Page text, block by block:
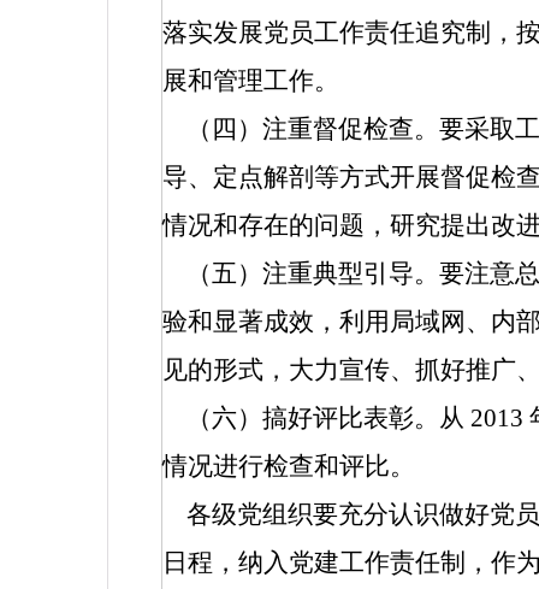
落实发展党员工作责任追究制，
展和管理工作。
（四）注重督促检查。要采取
导、定点解剖等方式开展督促检
情况和存在的问题，研究提出改
（五）注重典型引导。要注意
验和显著成效，利用局域网、内
见的形式，大力宣传、抓好推广
（六）搞好评比表彰。从 2013
情况进行检查和评比。
各级党组织要充分认识做好党
日程，纳入党建工作责任制，作